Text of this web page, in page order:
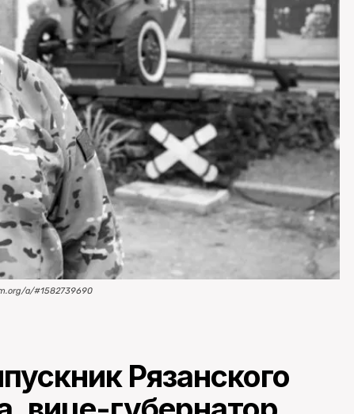
a/#1582739690
Рязанского